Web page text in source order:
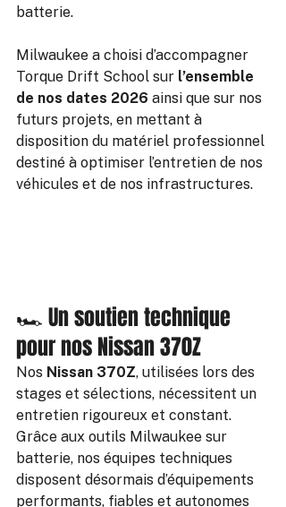
batterie.
Milwaukee a choisi d’accompagner
Torque Drift School sur l’ensemble
de nos dates 2026 ainsi que sur nos
futurs projets, en mettant à
disposition du matériel professionnel
destiné à optimiser l’entretien de nos
véhicules et de nos infrastructures.
🏎️ Un soutien technique
pour nos Nissan 370Z
Nos Nissan 370Z, utilisées lors des
stages et sélections, nécessitent un
entretien rigoureux et constant.
Grâce aux outils Milwaukee sur
batterie, nos équipes techniques
disposent désormais d’équipements
performants, fiables et autonomes